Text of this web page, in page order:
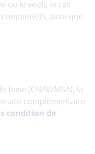
ou le veuf), le cas
ainsi que
base (CNAV/MSA), la
complémentaire
condition de